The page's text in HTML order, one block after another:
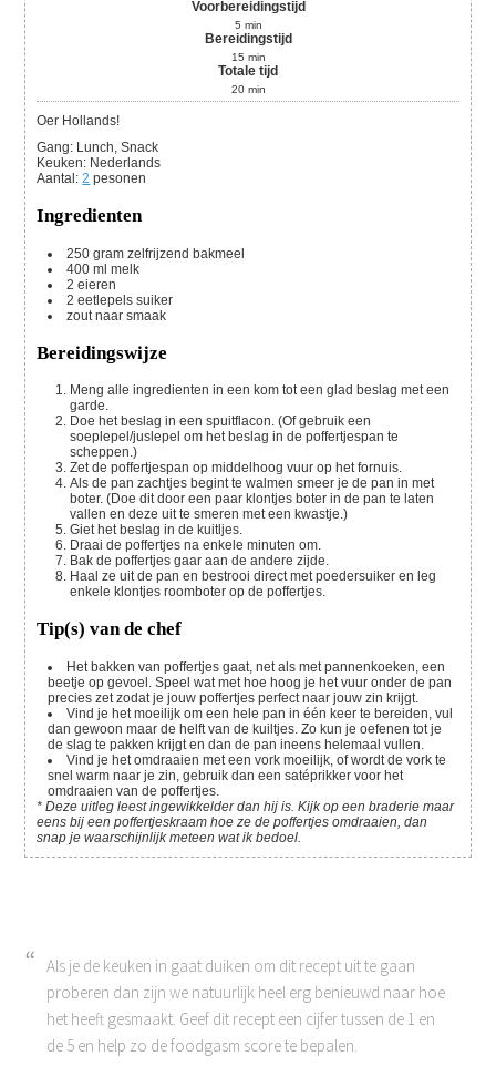
Voorbereidingstijd
5 min
Bereidingstijd
15 min
Totale tijd
20 min
Oer Hollands!
Gang: Lunch, Snack
Keuken: Nederlands
Aantal :2 pesonen
Ingredienten
250 gram zelfrijzend bakmeel
400 ml melk
2 eieren
2 eetlepels suiker
zout naar smaak
Bereidingswijze
Meng alle ingredienten in een kom tot een glad beslag met een
garde.
Doe het beslag in een spuitflacon. (Of gebruik een
soeplepel/juslepel om het beslag in de poffertjespan te
scheppen.)
Zet de poffertjespan op middelhoog vuur op het fornuis.
Als de pan zachtjes begint te walmen smeer je de pan in met
boter. (Doe dit door een paar klontjes boter in de pan te laten
vallen en deze uit te smeren met een kwastje.)
Giet het beslag in de kuitljes.
Draai de poffertjes na enkele minuten om.
Bak de poffertjes gaar aan de andere zijde.
Haal ze uit de pan en bestrooi direct met poedersuiker en leg
enkele klontjes roomboter op de poffertjes.
Tip(s) van de chef
Het bakken van poffertjes gaat, net als met pannenkoeken, een
beetje op gevoel. Speel wat met hoe hoog je het vuur onder de pan
precies zet zodat je jouw poffertjes perfect naar jouw zin krijgt.
Vind je het moeilijk om een hele pan in één keer te bereiden, vul
dan gewoon maar de helft van de kuiltjes. Zo kun je oefenen tot je
de slag te pakken krijgt en dan de pan ineens helemaal vullen.
Vind je het omdraaien met een vork moeilijk, of wordt de vork te
snel warm naar je zin, gebruik dan een satéprikker voor het
omdraaien van de poffertjes.
* Deze uitleg leest ingewikkelder dan hij is. Kijk op een braderie maar
eens bij een poffertjeskraam hoe ze de poffertjes omdraaien, dan
snap je waarschijnlijk meteen wat ik bedoel.
Als je de keuken in gaat duiken om dit recept uit te gaan
proberen dan zijn we natuurlijk heel erg benieuwd naar hoe
het heeft gesmaakt. Geef dit recept een cijfer tussen de 1 en
de 5 en help zo de foodgasm score te bepalen.